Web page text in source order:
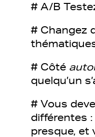
# A/B
# Changez
# Côté
quelqu’un
# Vous
différentes
presque, et